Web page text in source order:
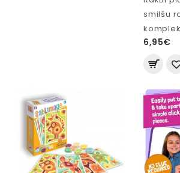
smilšu
6,95€